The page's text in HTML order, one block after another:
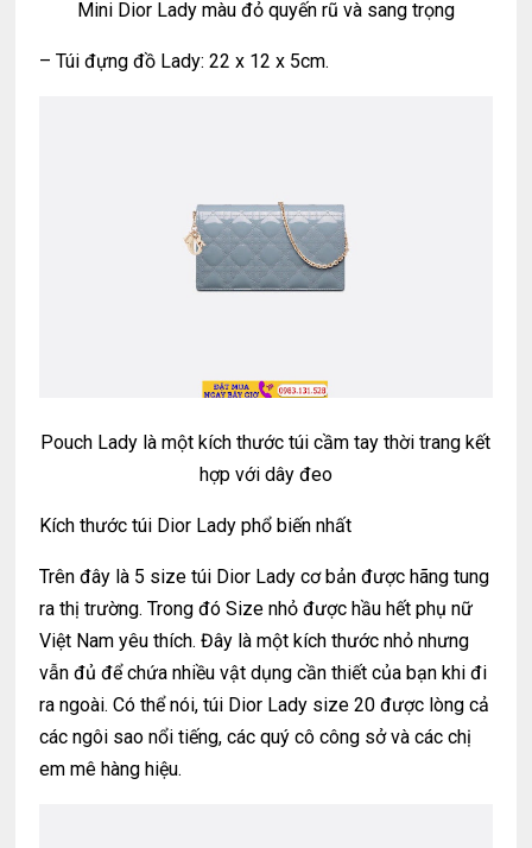
Mini Dior Lady màu đỏ quyến rũ và sang trọng
– Túi đựng đồ Lady: 22 x 12 x 5cm.
Pouch Lady là một kích thước túi cầm tay thời trang kết
hợp với dây đeo
Kích thước túi Dior Lady phổ biến nhất
Trên đây là 5 size túi Dior Lady cơ bản được hãng tung
ra thị trường. Trong đó Size nhỏ được hầu hết phụ nữ
Việt Nam yêu thích. Đây là một kích thước nhỏ nhưng
vẫn đủ để chứa nhiều vật dụng cần thiết của bạn khi đi
ra ngoài. Có thể nói, túi Dior Lady size 20 được lòng cả
các ngôi sao nổi tiếng, các quý cô công sở và các chị
em mê hàng hiệu.